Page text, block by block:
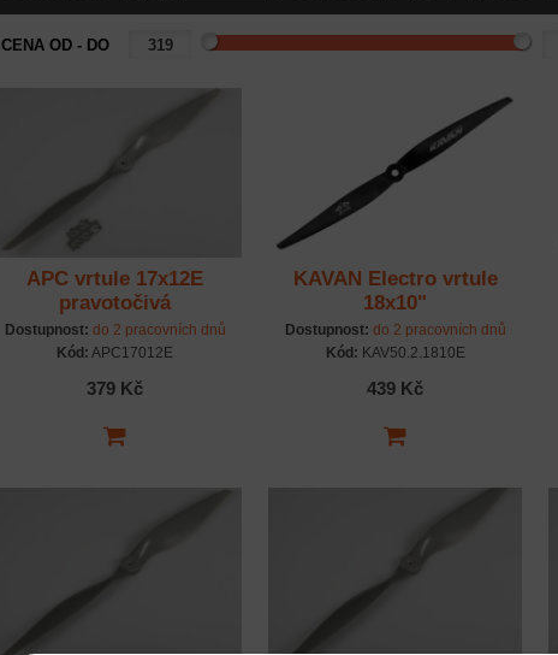
CENA OD - DO
APC vrtule 17x12E
pravotočivá
Dostupnost: do 2 pracovních dnů
Kód: APC17012E
379 Kč
KAVAN Electro vrtule
18x10"
Dostupnost: do 2 pracovních dnů
Kód: KAV50.2.1810E
439 Kč